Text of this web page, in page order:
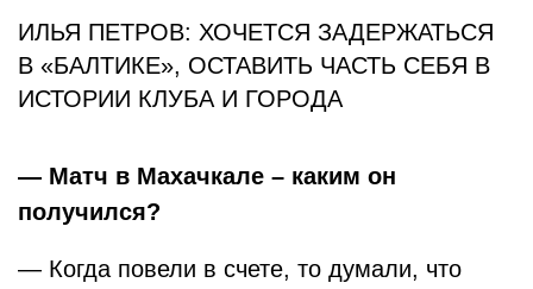
ИЛЬЯ ПЕТРОВ: ХОЧЕТСЯ ЗАДЕРЖАТЬСЯ
В «БАЛТИКЕ», ОСТАВИТЬ ЧАСТЬ СЕБЯ В
ИСТОРИИ КЛУБА И ГОРОДА
— Матч в Махачкале – каким он
получился?
— Когда повели в счете, то думали, что